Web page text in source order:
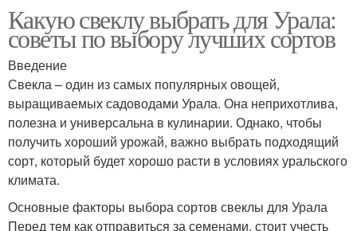
Какую свеклу выбрать для Урала:
советы по выбору лучших сортов
Введение
Свекла – один из самых популярных овощей,
выращиваемых садоводами Урала. Она неприхотлива,
полезна и универсальна в кулинарии. Однако, чтобы
получить хороший урожай, важно выбрать подходящий
сорт, который будет хорошо расти в условиях уральского
климата.
Основные факторы выбора сортов свеклы для Урала
Перед тем как отправиться за семенами, стоит учесть